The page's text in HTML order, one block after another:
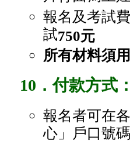
報名及考試
試750元
所有材料須
10．付款方式
報名者可在
心」戶口號